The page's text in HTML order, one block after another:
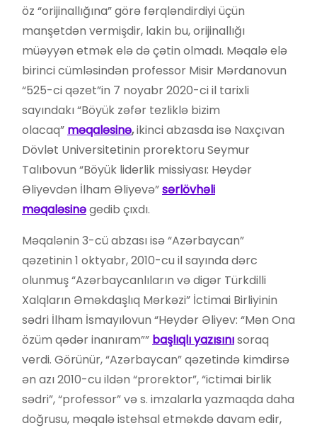
öz “orijinallığına” görə fərqləndirdiyi üçün
manşetdən vermişdir, lakin bu, orijinallığı
müəyyən etmək elə də çətin olmadı. Məqalə elə
birinci cümləsindən professor Misir Mərdanovun
“525-ci qəzet”in 7 noyabr 2020-ci il tarixli
sayındakı “Böyük zəfər tezliklə bizim
olacaq” məqaləsinə,ikinci abzasda isə Naxçıvan
Dövlət Universitetinin prorektoru Seymur
Talıbovun “Böyük liderlik missiyası: Heydər
Əliyevdən İlham Əliyevə”sərlövhəli
məqaləsinəgedib çıxdı.
Məqalənin 3-cü abzası isə “Azərbaycan”
qəzetinin 1 oktyabr, 2010-cu il sayında dərc
olunmuş “Azərbaycanlıların və digər Türkdilli
Xalqların Əməkdaşlıq Mərkəzi” İctimai Birliyinin
sədri İlham İsmayılovun “Heydər Əliyev: “Mən Ona
özüm qədər inanıram”” başlıqlı yazısınısoraq
verdi. Görünür, “Azərbaycan” qəzetində kimdirsə
ən azı 2010-cu ildən “prorektor”, “ictimai birlik
sədri”, “professor” və s. imzalarla yazmaqda daha
doğrusu, məqalə istehsal etməkdə davam edir,